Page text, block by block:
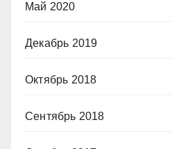
Май 2020
Декабрь 2019
Октябрь 2018
Сентябрь 2018